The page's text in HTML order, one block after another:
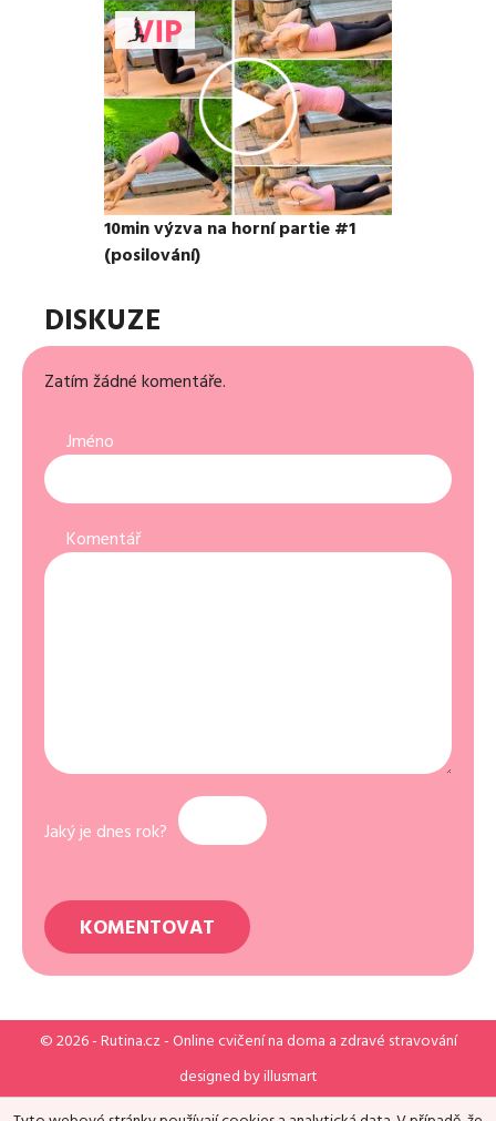
10min výzva na horní partie #1
(posilování)
DISKUZE
Zatím žádné komentáře.
Jméno
Komentář
Jaký je dnes rok?
© 2026 - Rutina.cz- Online cvičení na doma a zdravé stravování
designed byillusmart